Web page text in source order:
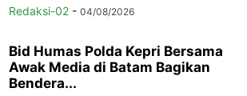
Redaksi-02 - 04/08/2026
Bid Humas Polda Kepri Bersama
Awak Media di Batam Bagikan
Bendera...